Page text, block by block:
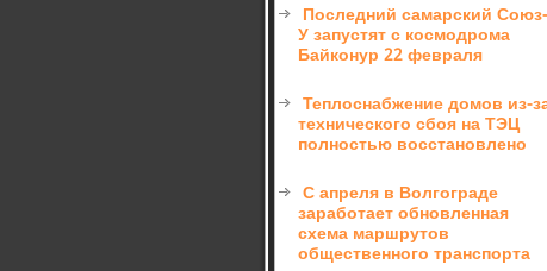
Последний самарский Союз-
У запустят с космодрома
Байконур 22 февраля
Теплоснабжение домов из-
технического сбоя на ТЭЦ
полностью восстановлено
С апреля в Волгограде
заработает обновленная
схема маршрутов
общественного транспорта